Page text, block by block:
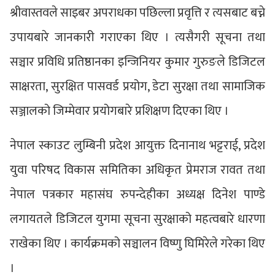
श्रीवास्तवले साइबर अपराधका पछिल्ला प्रवृत्ति र त्यसबाट बच्ने
उपायबारे जानकारी गराएका थिए । त्यसैगरी सूचना तथा
सञ्चार प्रविधि प्रतिष्ठानका इन्जिनियर कुमार गुरुङले डिजिटल
साक्षरता, सुरक्षित पासवर्ड प्रयोग, डेटा सुरक्षा तथा सामाजिक
सञ्जालको जिम्मेवार प्रयोगबारे प्रशिक्षण दिएका थिए ।
नेपाल स्काउट लुम्बिनी प्रदेश आयुक्त दिनानाथ भट्टराई, प्रदेश
युवा परिषद विकास समितिका अधिकृत प्रेमराज रावत तथा
नेपाल पत्रकार महासंघ रुपन्देहीका अध्यक्ष दिनेश पाण्डे
लगायतले डिजिटल युगमा सूचना सुरक्षाको महत्वबारे धारणा
राखेका थिए । कार्यक्रमको सञ्चालन विष्णु घिमिरेले गरेका थिए
।